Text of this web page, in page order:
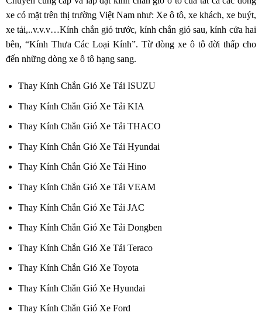
xe có mặt trên thị trường Việt Nam như: Xe ô tô, xe khách, xe buýt,
xe tải,..v.v.v…Kính chắn gió trước, kính chắn gió sau, kính cửa hai
bên, “Kính Thưa Các Loại Kính”. Từ dòng xe ô tô đời thấp cho
đến những dòng xe ô tô hạng sang.
Thay Kính Chắn Gió Xe Tải ISUZU
Thay Kính Chắn Gió Xe Tải KIA
Thay Kính Chắn Gió Xe Tải THACO
Thay Kính Chắn Gió Xe Tải Hyundai
Thay Kính Chắn Gió Xe Tải Hino
Thay Kính Chắn Gió Xe Tải VEAM
Thay Kính Chắn Gió Xe Tải JAC
Thay Kính Chắn Gió Xe Tải Dongben
Thay Kính Chắn Gió Xe Tải Teraco
Thay Kính Chắn Gió Xe Toyota
Thay Kính Chắn Gió Xe Hyundai
Thay Kính Chắn Gió Xe Ford